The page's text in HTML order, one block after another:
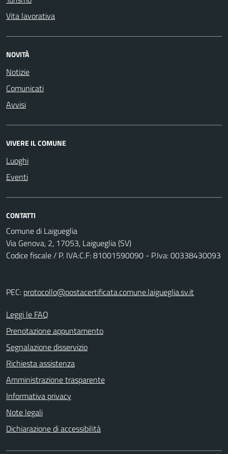
Vita lavorativa
NOVITÀ
Notizie
Comunicati
Avvisi
VIVERE IL COMUNE
Luoghi
Eventi
CONTATTI
Comune di Laigueglia
Via Genova, 2, 17053, Laigueglia (SV)
Codice fiscale / P. IVA:C.F: 81001590090 - P.Iva: 00338430093
PEC: protocollo@postacertificata.comune.laigueglia.sv.it
Leggi le FAQ
Prenotazione appuntamento
Segnalazione disservizio
Richiesta assistenza
Amministrazione trasparente
Informativa privacy
Note legali
Dichiarazione di accessibilità